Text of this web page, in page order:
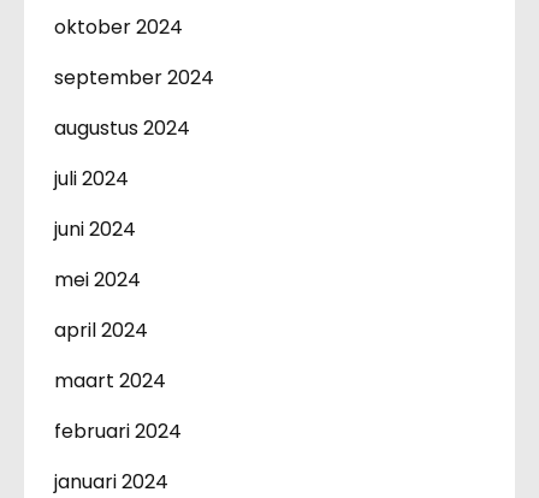
oktober 2024
september 2024
augustus 2024
juli 2024
juni 2024
mei 2024
april 2024
maart 2024
februari 2024
januari 2024